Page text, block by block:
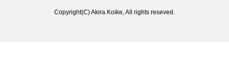
Copyright(C) Akira Koike, All rights reseved.